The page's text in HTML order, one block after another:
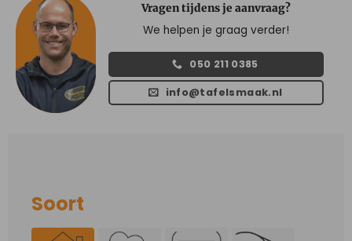
Vragen tijdens je aanvraag?
We helpen je graag verder!
050 211 0385
info@tafelsmaak.nl
Soort